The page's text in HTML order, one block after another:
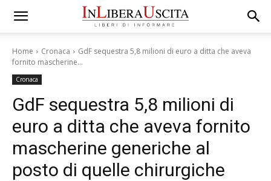
Home Cronaca
GdF sequestra 5,8 milioni di euro a ditta che aveva
fornito mascherine...
Cronaca
GdF sequestra 5,8 milioni di
euro a ditta che aveva fornito
mascherine generiche al
posto di quelle chirurgiche